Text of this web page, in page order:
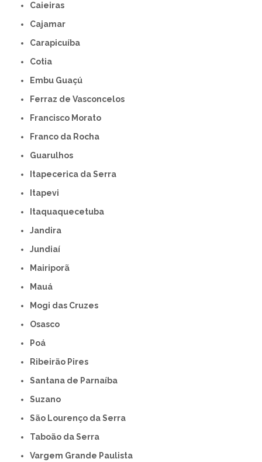
Caieiras
Cajamar
Carapicuíba
Cotia
Embu Guaçú
Ferraz de Vasconcelos
Francisco Morato
Franco da Rocha
Guarulhos
Itapecerica da Serra
Itapevi
Itaquaquecetuba
Jandira
Jundiaí
Mairiporã
Mauá
Mogi das Cruzes
Osasco
Poá
Ribeirão Pires
Santana de Parnaíba
Suzano
São Lourenço da Serra
Taboão da Serra
Vargem Grande Paulista